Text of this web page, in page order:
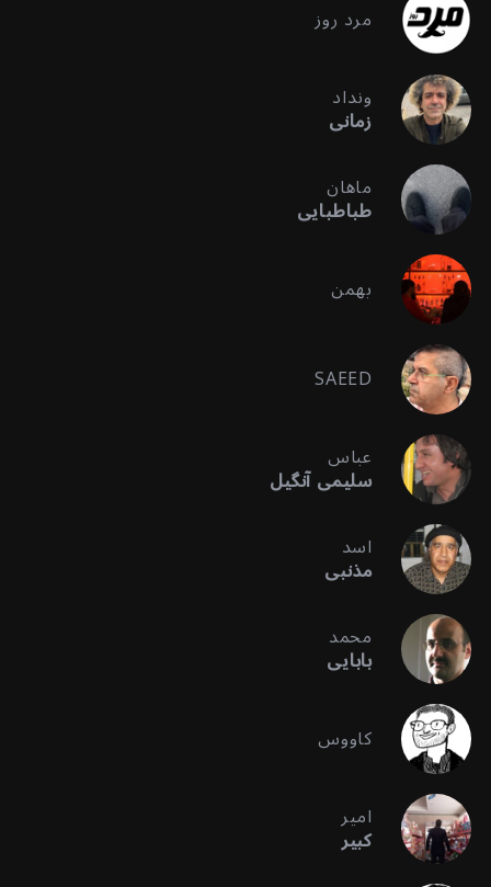
مرد روز
ونداد
زمانی
ماهان
طباطبایی
بهمن
SAEED
عباس
سلیمی آنگیل
اسد
مذنبی
محمد
بابایی
کاووس
امیر
کبیر